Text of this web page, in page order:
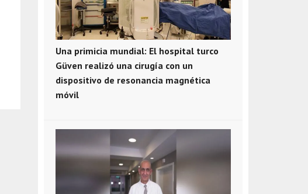
Una primicia mundial: El hospital turco
Güven realizó una cirugía con un
dispositivo de resonancia magnética
móvil